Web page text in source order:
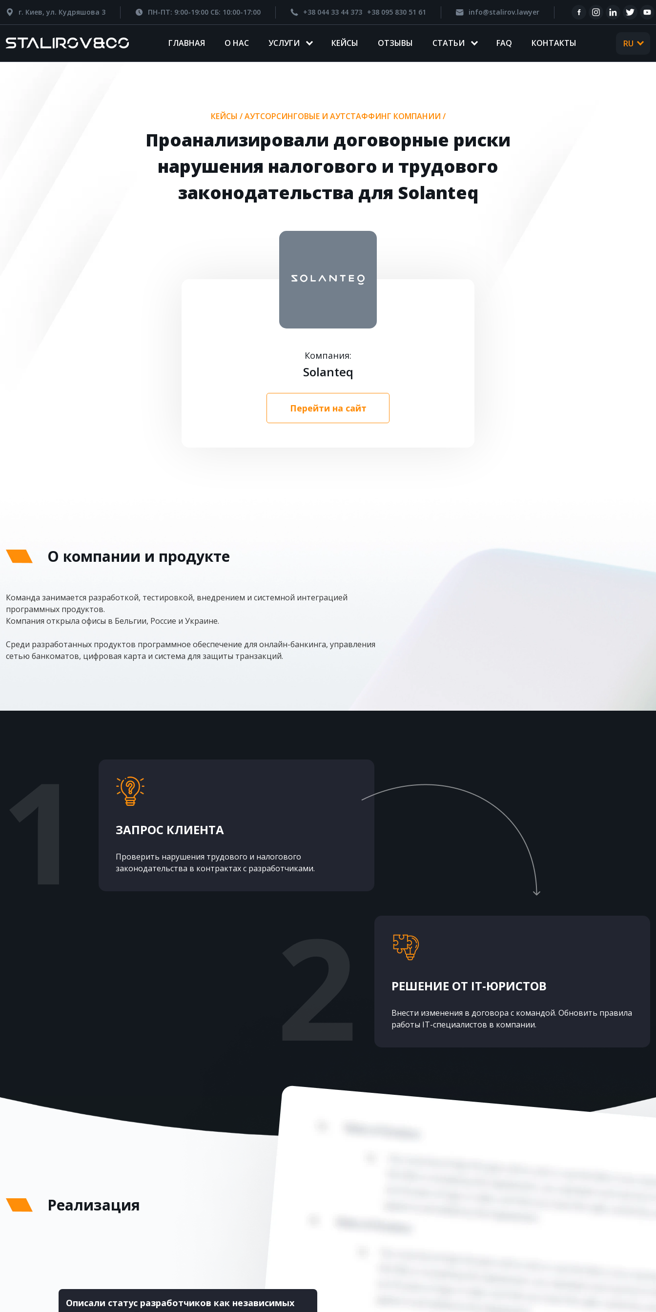
г. Киев, ул. Кудряшова 3 ПН-ПТ: 9:00-19:00 СБ: 10:00-17:00 +38 044 33 44 373 +38 095 830 51 61 info@stalirov.lawyer
ГЛАВНАЯ О НАС УСЛУГИ КЕЙСЫ ОТЗЫВЫ CТАТЬИ FAQ КОНТАКТЫ RU
UA
КЕЙСЫ / АУТСОРСИНГОВЫЕ И АУТСТАФФИНГ КОМПАНИИ /
Проанализировали договорные риски
нарушения налогового и трудового
законодательства для Solanteq
Компания:
Solanteq
Перейти на сайт
О компании и продукте
Команда занимается разработкой, тестировкой, внедрением и системной интеграцией
программных продуктов.
Компания открыла офисы в Бельгии, Россие и Украине.
Среди разработанных продуктов программное обеспечение для онлайн-банкинга, управления
сетью банкоматов, цифровая карта и система для защиты транзакций.
ЗАПРОС КЛИЕНТА
Проверить нарушения трудового и налогового
законодательства в контрактах с разработчиками.
РЕШЕНИЕ ОТ IT-ЮРИСТОВ
Внести изменения в договора с командой. Обновить правила
работы IT-специалистов в компании.
Реализация
Описали статус разработчиков как независимых